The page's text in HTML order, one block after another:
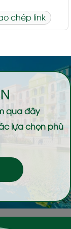
chép link
qua đây
lựa chọn phù